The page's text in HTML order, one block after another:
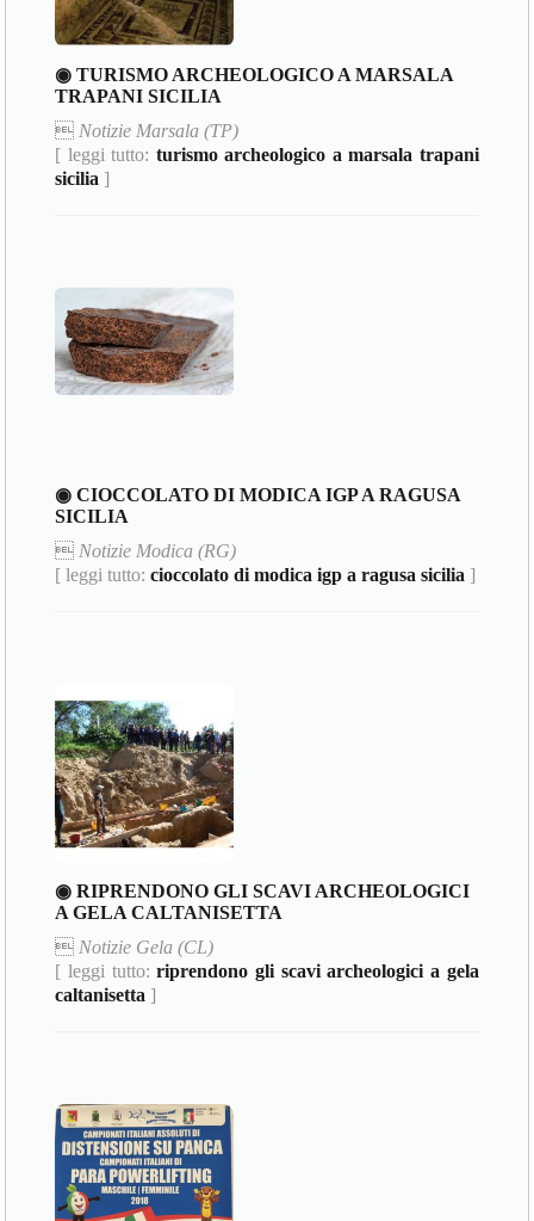
◉ TURISMO ARCHEOLOGICO A MARSALA
TRAPANI SICILIA
 Notizie Marsala (TP)
[ leggi tutto: turismo archeologico a marsala trapani
sicilia ]
◉ CIOCCOLATO DI MODICA IGP A RAGUSA
SICILIA
 Notizie Modica (RG)
[ leggi tutto:cioccolato di modica igp a ragusa sicilia ]
◉ RIPRENDONO GLI SCAVI ARCHEOLOGICI
A GELA CALTANISETTA
 Notizie Gela (CL)
[ leggi tutto:riprendono gli scavi archeologici a gela
caltanisetta ]